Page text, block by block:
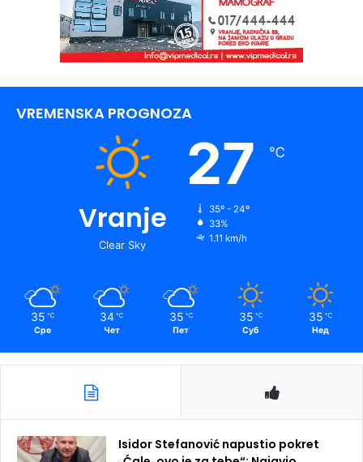
VREMENSKA PROGNOZA
Vranje
Clear Sky
27 ℃
35º - 24º
33%
1.11 km/h
35 ℃
Сре
34 ℃
Чет
35 ℃
Пет
35 ℃
Суб
35 ℃
Нед
Isidor Stefanović napustio pokret